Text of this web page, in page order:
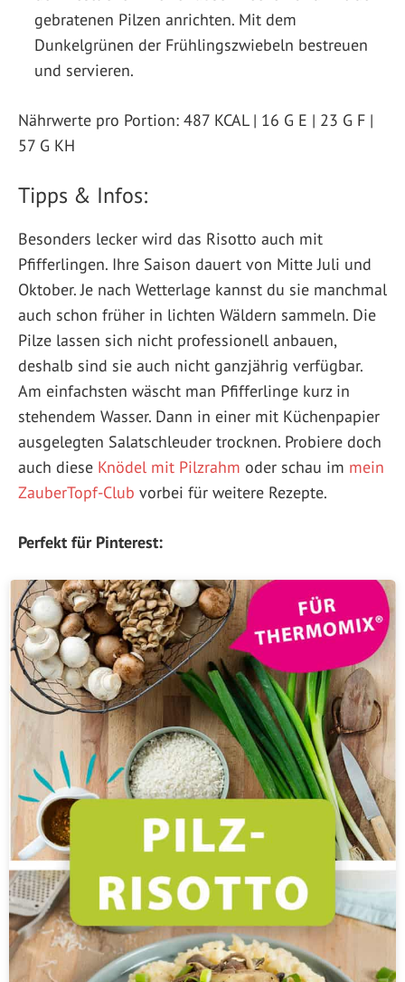
gebratenen Pilzen anrichten. Mit dem
Dunkelgrünen der Frühlingszwiebeln bestreuen
und servieren.
Nährwerte pro Portion: 487 KCAL | 16 G E | 23 G F |
57 G KH
Tipps & Infos:
Besonders lecker wird das Risotto auch mit
Pfifferlingen. Ihre Saison dauert von Mitte Juli und
Oktober. Je nach Wetterlage kannst du sie manchmal
auch schon früher in lichten Wäldern sammeln. Die
Pilze lassen sich nicht professionell anbauen,
deshalb sind sie auch nicht ganzjährig verfügbar.
Am einfachsten wäscht man Pfifferlinge kurz in
stehendem Wasser. Dann in einer mit Küchenpapier
ausgelegten Salatschleuder trocknen. Probiere doch
auch diese Knödel mit Pilzrahm oder schau im mein
ZauberTopf-Club vorbei für weitere Rezepte.
Perfekt für Pinterest: